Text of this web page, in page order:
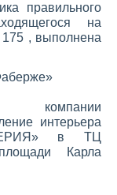
правильного
на
175 , выполнена
компании
интерьера
в ТЦ
Карла